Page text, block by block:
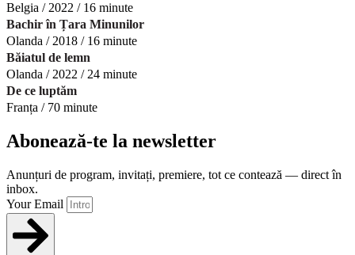
Belgia / 2022 / 16 minute
Bachir în Țara Minunilor
Olanda / 2018 / 16 minute
Băiatul de lemn
Olanda / 2022 / 24 minute
De ce luptăm
Franța / 70 minute
Abonează-te la newsletter
Anunțuri de program, invitați, premiere, tot ce contează — direct în
inbox.
Your Email